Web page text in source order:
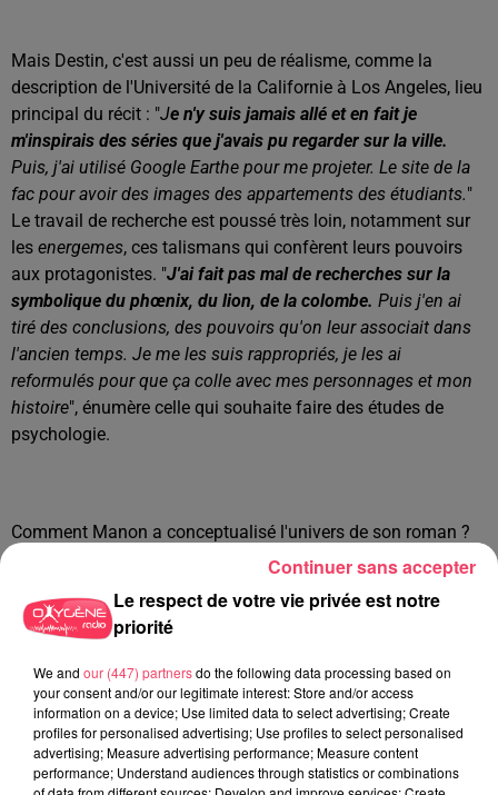
Mais Destin, c'est aussi un peu de réalisme, comme la
description de l'Université de la Californie à Los Angeles, lieu
principal du récit : "Je n'y suis jamais allé et en fait je
m'inspirais des séries que j'avais pu regarder sur la ville.
Puis, j'ai utilisé Google Earthe pour me projeter. Le site de la
fac pour avoir des images des appartements des étudiants."
Le travail de recherche est poussé très loin, notamment sur
les energemes, ces talismans qui confèrent leurs pouvoirs
aux protagonistes. "J'ai fait pas mal de recherches sur la
symbolique du phœnix, du lion, de la colombe. Puis j'en ai
tiré des conclusions, des pouvoirs qu'on leur associait dans
l'ancien temps. Je me les suis rappropriés, je les ai
reformulés pour que ça colle avec mes personnages et mon
histoire", énumère celle qui souhaite faire des études de
psychologie.
Comment Manon a conceptualisé l'univers de son roman ?
Inutile de tout dévoiler, quelques pages de ces carnets
Le respect de votre vie privée est notre
priorité
We and our (447) partnersdo the following data processing based on
your consent and/or our legitimate interest: Store and/or access
information on a device; Use limited data to select advertising; Create
profiles for personalised advertising; Use profiles to select personalised
advertising; Measure advertising performance; Measure content
performance; Understand audiences through statistics or combinations
Continuer sans accepter